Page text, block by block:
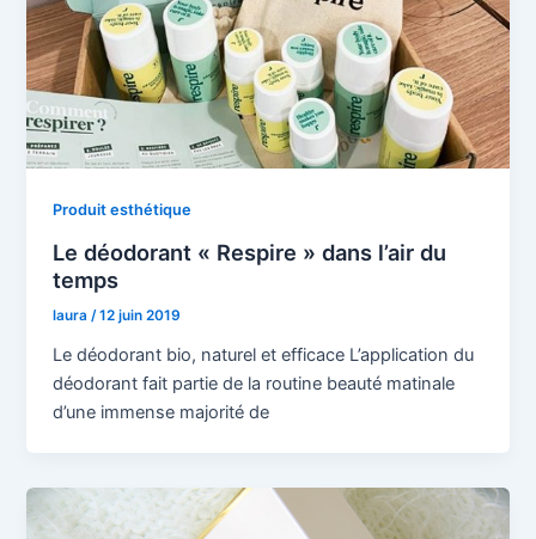
Produit esthétique
Le déodorant « Respire » dans l’air du
temps
laura/12 juin 2019
Le déodorant bio, naturel et efficace L’application du
déodorant fait partie de la routine beauté matinale
d’une immense majorité de